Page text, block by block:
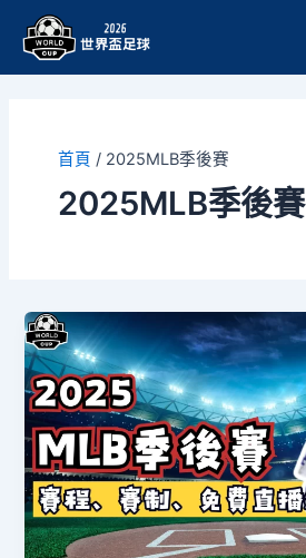
首頁 / 2025MLB季後賽
2025MLB季後賽